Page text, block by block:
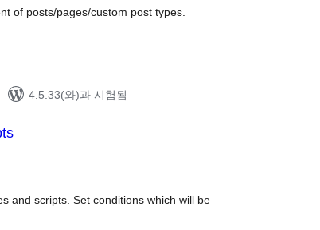
of posts/pages/custom post types.
4.5.33(와)과 시험됨
and scripts. Set conditions which will be